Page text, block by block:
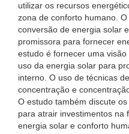
utilizar os recursos
zona de conforto humano.
conversão de energia solar
promissora para fornecer
estudo é fornecer uma
uso da energia solar para
interno. O uso de técnicas
concentração e
O estudo também discute
para atrair investimentos na
energia solar e conforto